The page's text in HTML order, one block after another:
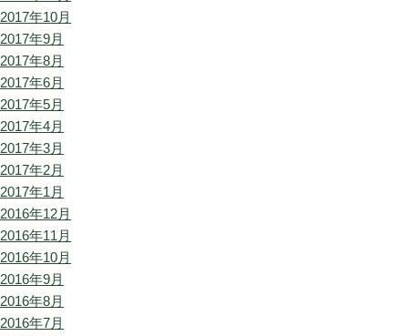
2017年10月
2017年9月
2017年8月
2017年6月
2017年5月
2017年4月
2017年3月
2017年2月
2017年1月
2016年12月
2016年11月
2016年10月
2016年9月
2016年8月
2016年7月